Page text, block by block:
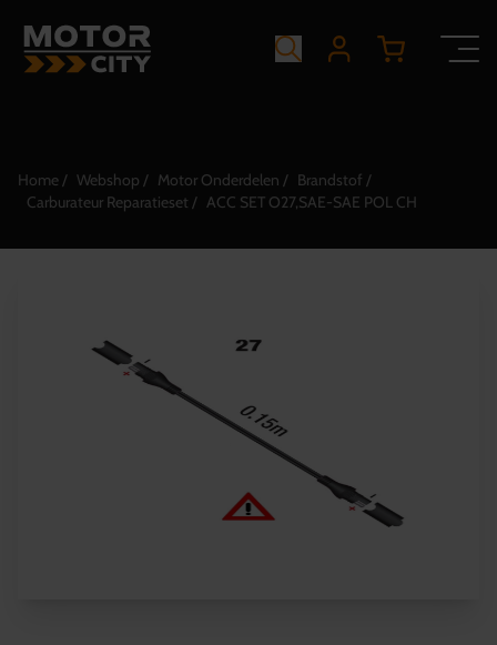
Home Webshop Motor Onderdelen
Brandstof
Carburateur Reparatieset
ACC SET O27,SAE-SAE POL CH